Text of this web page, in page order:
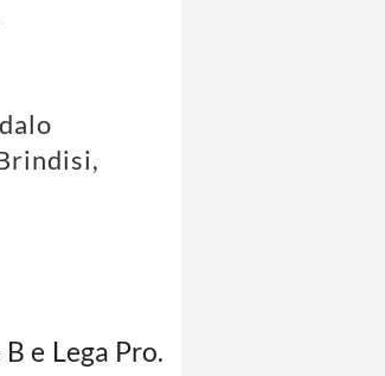
e Lega Pro.